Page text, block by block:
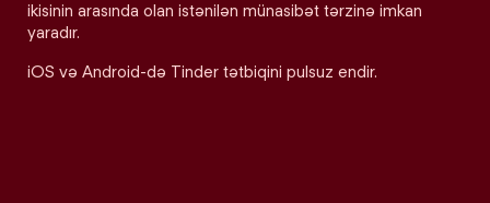
ikisinin arasında olan istənilən münasibət tərzinə imkan
yaradır.
iOS və Android-də Tinder tətbiqini pulsuz endir.